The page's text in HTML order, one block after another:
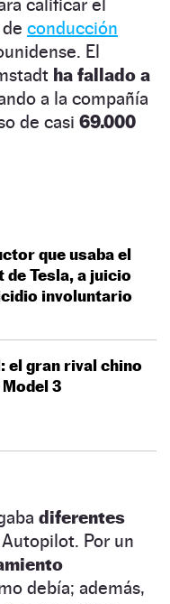
calificar el
conducción
El
ha fallado a
a la compañía
de casi 69.000
que usaba el
Tesla, a juicio
involuntario
el gran rival chino
3
diferentes
Por un
debía; además,